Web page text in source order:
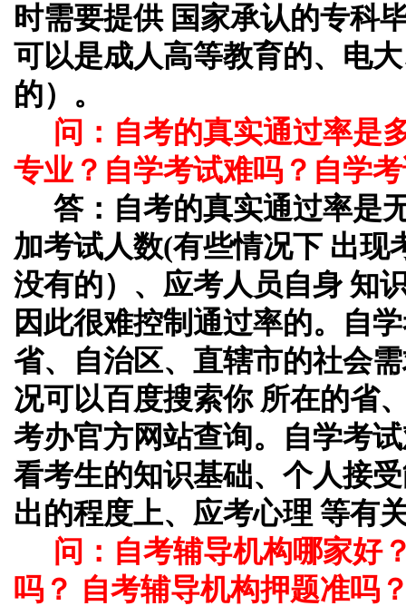
时需要提供 国家承认的专科
可以是成人高等教育的、电
的）。
问：自考的真实通过率是
专业？自学考试难吗？自学
答：自考的真实通过率是
加考试人数(有些情况下 出现
没有的）、应考人员自身 知
因此很难控制通过率的。自
省、自治区、直辖市的社会
况可以百度搜索你 所在的省
考办官方网站查询。自学考
看考生的知识基础、个人接
出的程度上、应考心理 等有
问：自考辅导机构哪家好
吗？ 自考辅导机构押题准吗